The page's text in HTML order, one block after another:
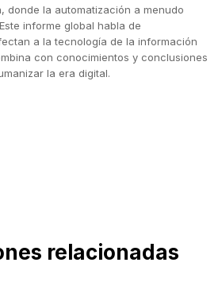
donde la automatización a menudo
informe global habla de
a la tecnología de la información
con conocimientos y conclusiones
la era digital.
relacionadas